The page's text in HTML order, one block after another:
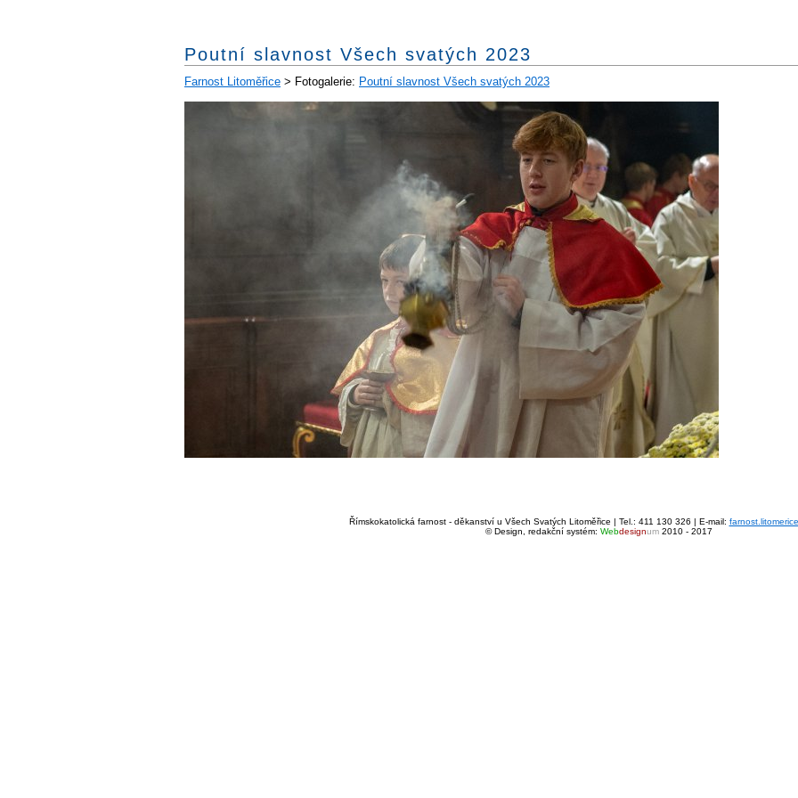
Poutní slavnost Všech svatých 2023
Farnost Litoměřice > Fotogalerie: Poutní slavnost Všech svatých 2023
Římskokatolická farnost - děkanství u Všech Svatých Litoměřice | Tel.: 411 130 326 | E-mail:
© Design, redakční systém: Webdesignum2010 - 2017